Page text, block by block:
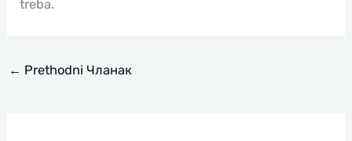
treba.
← Prethodni Чланак